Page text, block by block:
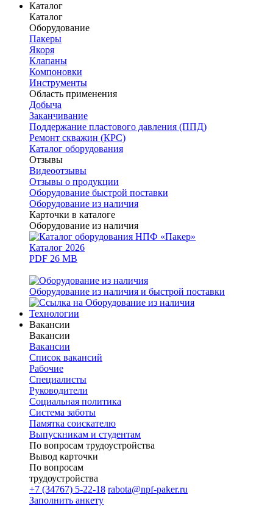
Каталог
Каталог
Оборудование
Пакеры
Якоря
Клапаны
Компоновки
Инструменты
Область применения
Добыча
Заканчивание
Поддержание пластового давления (ППД)
Ремонт скважин (КРС)
Каталог оборудования
Отзывы
Видеоотзывы
Отзывы о продукции
Оборудование быстрой поставки
Оборудование из наличия
Карточки в каталоге
Оборудование из наличия
Каталог 2026
PDF 26 MB
Оборудование из наличия и быстрой поставки
Технологии
Вакансии
Вакансии
Вакансии
Список вакансий
Рабочие
Специалисты
Руководители
Cоциальная политика
Система заботы
Памятка соискателю
Выпускникам и студентам
По вопросам трудоустройства
Вывод карточки
По вопросам
трудоустройства
+7 (34767) 5-22-18 rabota@npf-paker.ru
Заполнить анкету